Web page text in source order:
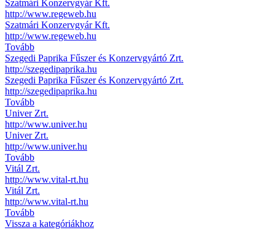
Szatmári Konzervgyár Kft.
http://www.regeweb.hu
Szatmári Konzervgyár Kft.
http://www.regeweb.hu
Tovább
Szegedi Paprika Fűszer és Konzervgyártó Zrt.
http://szegedipaprika.hu
Szegedi Paprika Fűszer és Konzervgyártó Zrt.
http://szegedipaprika.hu
Tovább
Univer Zrt.
http://www.univer.hu
Univer Zrt.
http://www.univer.hu
Tovább
Vitál Zrt.
http://www.vital-rt.hu
Vitál Zrt.
http://www.vital-rt.hu
Tovább
Vissza a kategóriákhoz